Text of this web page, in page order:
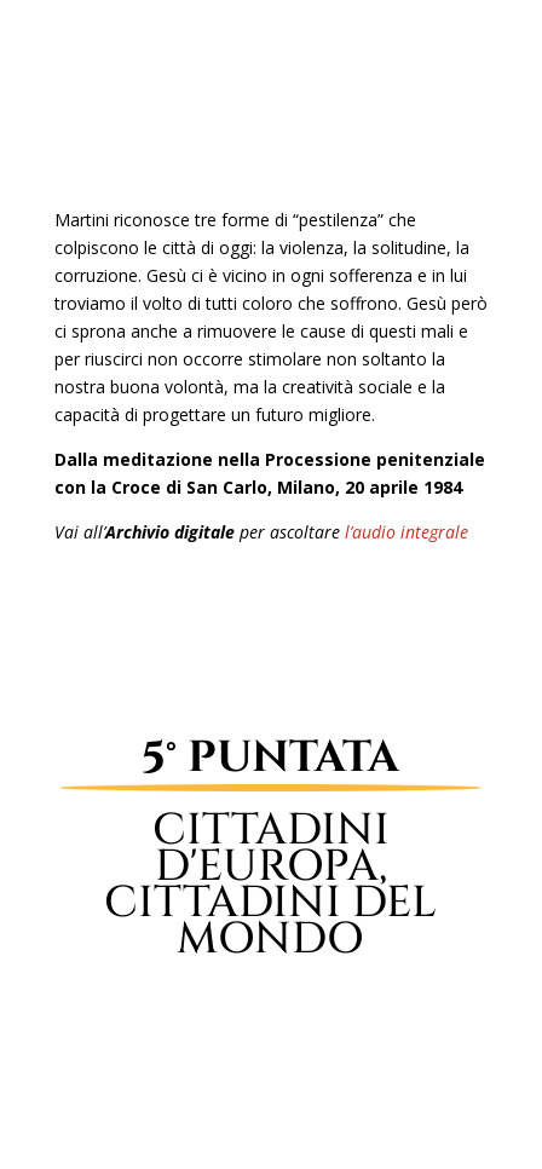
Martini riconosce tre forme di “pestilenza” che
colpiscono le città di oggi: la violenza, la solitudine, la
corruzione. Gesù ci è vicino in ogni sofferenza e in lui
troviamo il volto di tutti coloro che soffrono. Gesù però
ci sprona anche a rimuovere le cause di questi mali e
per riuscirci non occorre stimolare non soltanto la
nostra buona volontà, ma la creatività sociale e la
capacità di progettare un futuro migliore.
Dalla meditazione nella Processione penitenziale
con la Croce di San Carlo, Milano, 20 aprile 1984
Vai all’Archivio digitale per ascoltare l’audio integrale
5° PUNTATA
CITTADINI
D'EUROPA,
CITTADINI DEL
MONDO